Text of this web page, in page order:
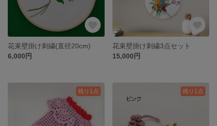
花束壁掛け刺繍(直径20cm)
6,000円
花束壁掛け刺繍3点セット
15,000円
残り1点 残り1点